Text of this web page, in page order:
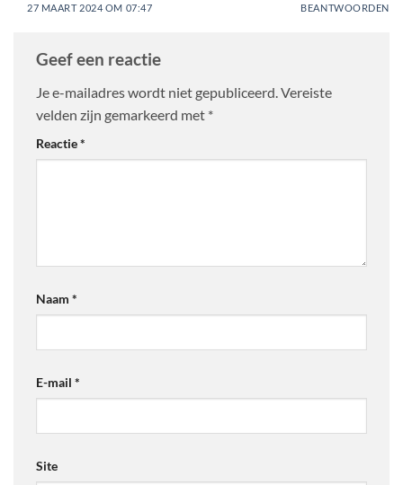
27 MAART 2024 OM 07:47 BEANTWOORDEN
Geef een reactie
Je e-mailadres wordt niet gepubliceerd.Vereiste
velden zijn gemarkeerd met *
Reactie*
Naam *
E-mail *
Site